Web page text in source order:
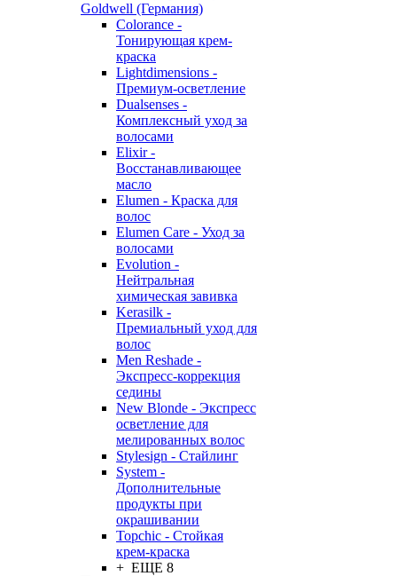
Goldwell (Германия)
Colorance -
Тонирующая крем-
краска
Lightdimensions -
Премиум-осветление
Dualsenses -
Комплексный уход за
волосами
Elixir -
Восстанавливающее
масло
Elumen - Краска для
волос
Elumen Care - Уход за
волосами
Evolution -
Нейтральная
химическая завивка
Kerasilk -
Премиальный уход для
волос
Men Reshade -
Экспресс-коррекция
седины
New Blonde - Экспресс
осветление для
мелированных волос
Stylesign - Стайлинг
System -
Дополнительные
продукты при
окрашивании
Topchic - Стойкая
крем-краска
+ ЕЩЕ 8